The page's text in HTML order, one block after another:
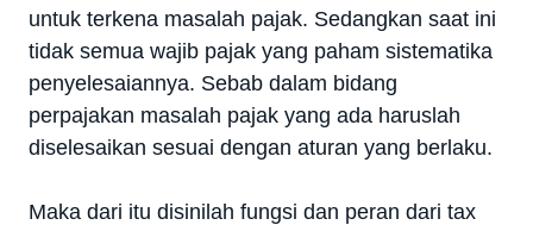
untuk terkena masalah pajak. Sedangkan saat ini
tidak semua wajib pajak yang paham sistematika
penyelesaiannya. Sebab dalam bidang
perpajakan masalah pajak yang ada haruslah
diselesaikan sesuai dengan aturan yang berlaku.
Maka dari itu disinilah fungsi dan peran dari tax